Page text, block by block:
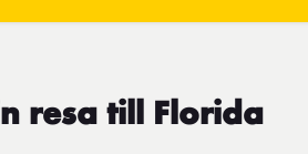
resa till Florida